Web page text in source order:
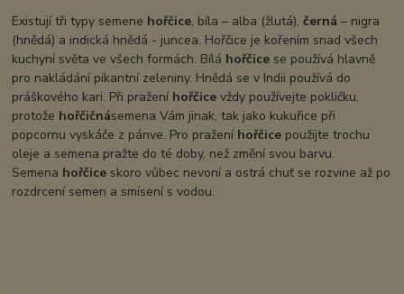
Existují tři typy semene hořčice, bíla – alba (žlutá),černá – nigra
(hnědá) a indická hnědá - juncea. Hořčice je kořením snad všech
kuchyní světa ve všech formách. Bílá hořčice se používá hlavně
pro nakládání pikantní zeleniny. Hnědá se v Indii používá do
práškového kari. Při pražení hořčice vždy používejte pokličku,
protože hořčičnásemena Vám jinak, tak jako kukuřice při
popcornu vyskáče z pánve. Pro pražení hořčice použijte trochu
oleje a semena pražte do té doby, než změní svou barvu.
Semena hořčice skoro vůbec nevoní a ostrá chuť se rozvine až po
rozdrcení semen a smísení s vodou.